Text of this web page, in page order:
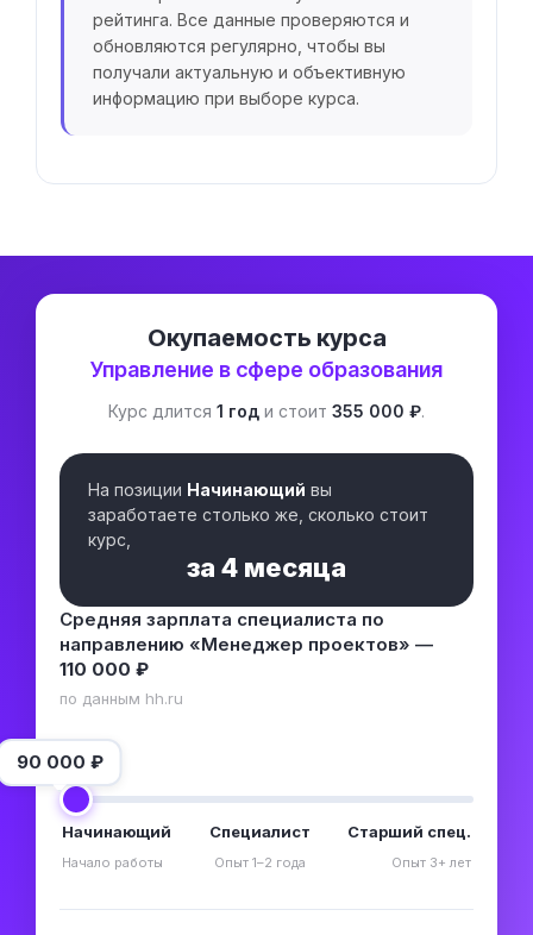
рейтинга. Все данные проверяются и
обновляются регулярно, чтобы вы
получали актуальную и объективную
информацию при выборе курса.
Окупаемость курса
Управление в сфере образования
Курс длится 1 год и стоит 355 000 ₽.
На позиции Начинающий вы
заработаете столько же, сколько стоит
курс,
за 4 месяца
Средняя зарплата специалиста по
направлению «Менеджер проектов» —
110 000 ₽
по данным hh.ru
90 000 ₽
Начинающий
Начало работы
Специалист
Опыт 1–2 года
Старший спец.
Опыт 3+ лет